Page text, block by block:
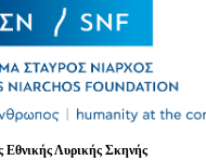
Λυρικής Σκηνής